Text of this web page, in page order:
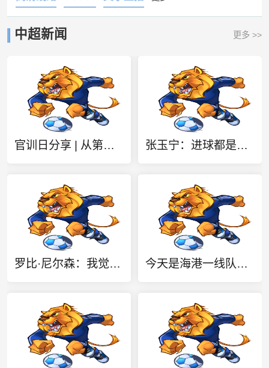
中超新闻 更多 >>
官训日分享 | 从第一秒到最后一秒！成都雄起！ 张玉宁：进球都是团队踢出训练内容的结果，祝贺蒋子承完成首秀
罗比·尼尔森：我觉得像这样的氛围场合，可能影响了球员们的思绪 今天是海港一线队主教练穆斯卡特的生日，祝他生日快乐！🎂